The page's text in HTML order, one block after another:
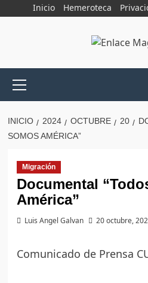
Inicio Hemeroteca
principal
INICIO 2024 OCTUBRE 20
SOMOS AMÉRICA”
Migración
Documental
América”
Luis Angel Galvan 20 octubre,
Comunicado de Prensa